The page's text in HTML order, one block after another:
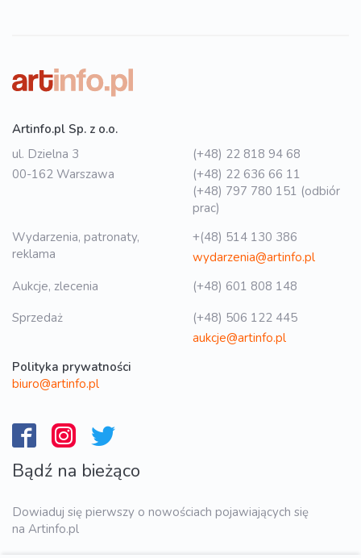
Artinfo.pl Sp. z o.o.
ul. Dzielna 3
00-162 Warszawa
(+48) 22 818 94 68
(+48) 22 636 66 11
(+48) 797 780 151 (odbiór
prac)
Wydarzenia, patronaty,
reklama
+(48) 514 130 386
wydarzenia@artinfo.pl
Aukcje, zlecenia
(+48) 601 808 148
Sprzedaż
(+48) 506 122 445
aukcje@artinfo.pl
Polityka prywatności
biuro@artinfo.pl
Bądź na bieżąco
Dowiaduj się pierwszy o nowościach pojawiających się
na Artinfo.pl